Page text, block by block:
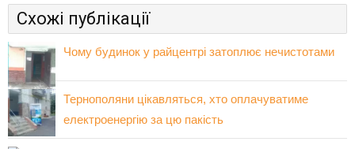
Схожі публікації
Чому будинок у райцентрі затоплює нечистотами
Тернополяни цікавляться, хто оплачуватиме
електроенергію за цю пакість